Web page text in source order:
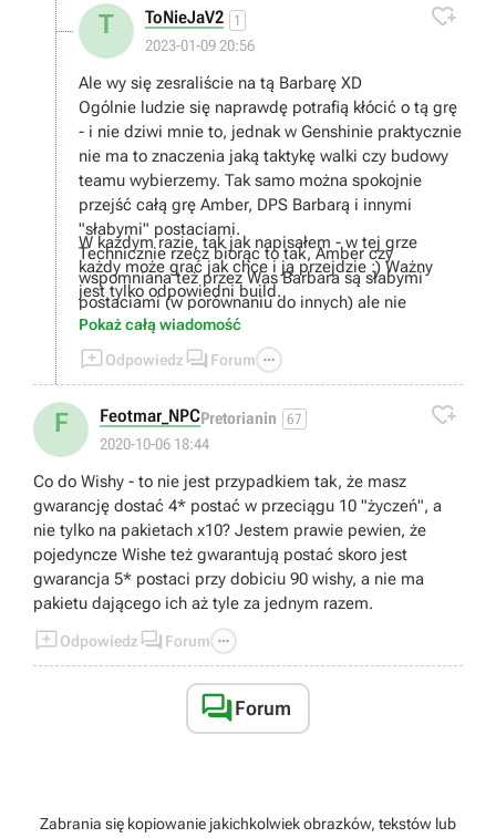
T ToNieJaV2 1
2023-01-09 20:56

Ale wy się zesraliście na tą Barbarę XD
Ogólnie ludzie się naprawdę potrafią kłócić o tą grę
- i nie dziwi mnie to, jednak w Genshinie praktycznie
nie ma to znaczenia jaką taktykę walki czy budowy
teamu wybierzemy. Tak samo można spokojnie
przejść całą grę Amber, DPS Barbarą i innymi
"słabymi" postaciami.
Technicznie rzecz biorąc to tak, Amber czy
wspomniana też przez Was Barbara są słabymi
postaciami (w porównaniu do innych) ale nie
oznacza to że są całkowicie bezużyteczne. Mają
wady jak i zalety. Np. Barbara jest całkiem spoko
f2p postacią do dendro teamu :)
healowanie nie jest bezużyteczne, wręcz
przeciwnie.
Swoje już w tej grze przeżyłem i nie raz taka postać
byłą koniecznością.
Teamy robiące tylko DMG też działają ale
powiedział bym że to bardziej na end game, no
chyba że ktoś jest absolutnym no lifem i w dodatku
ma super szczęście do artefaktów oraz wishowania.
Obecnie najbardziej popularne jest używanie tarczy
jako ratunku w kiepskich sytuacjach.
Samych DPS i sub-dps używa sięraczej na end
W każdym razie, tak jak napisałem - w tej grze
każdy może grać jak chce i ją przejdzie :) Ważny
jest tylko odpowiedni build.
Pokaż całą wiadomość
Odpowiedz  Forum 
F Feotmar_NPCPretorianin 67
2020-10-06 18:44

Co do Wishy - to nie jest przypadkiem tak, że masz
gwarancję dostać 4* postać w przeciągu 10 "życzeń", a
nie tylko na pakietach x10? Jestem prawie pewien, że
pojedyncze Wishe też gwarantują postać skoro jest
gwarancja 5* postaci przy dobiciu 90 wishy, a nie ma
pakietu dającego ich aż tyle za jednym razem.
Odpowiedz  Forum 
Forum
Zabrania się kopiowanie jakichkolwiek obrazków, tekstów lub